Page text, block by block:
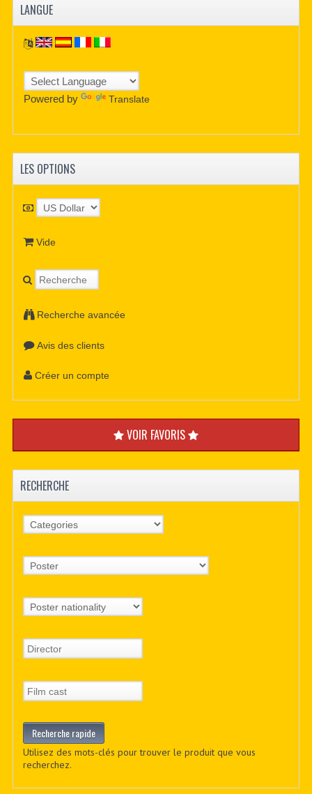
LANGUE
Powered by Translate
LES OPTIONS
Vide
Recherche avancée
Avis des clients
Créer un compte
VOIR FAVORIS
RECHERCHE
Utilisez des mots-clés pour trouver le produit que vous
recherchez.